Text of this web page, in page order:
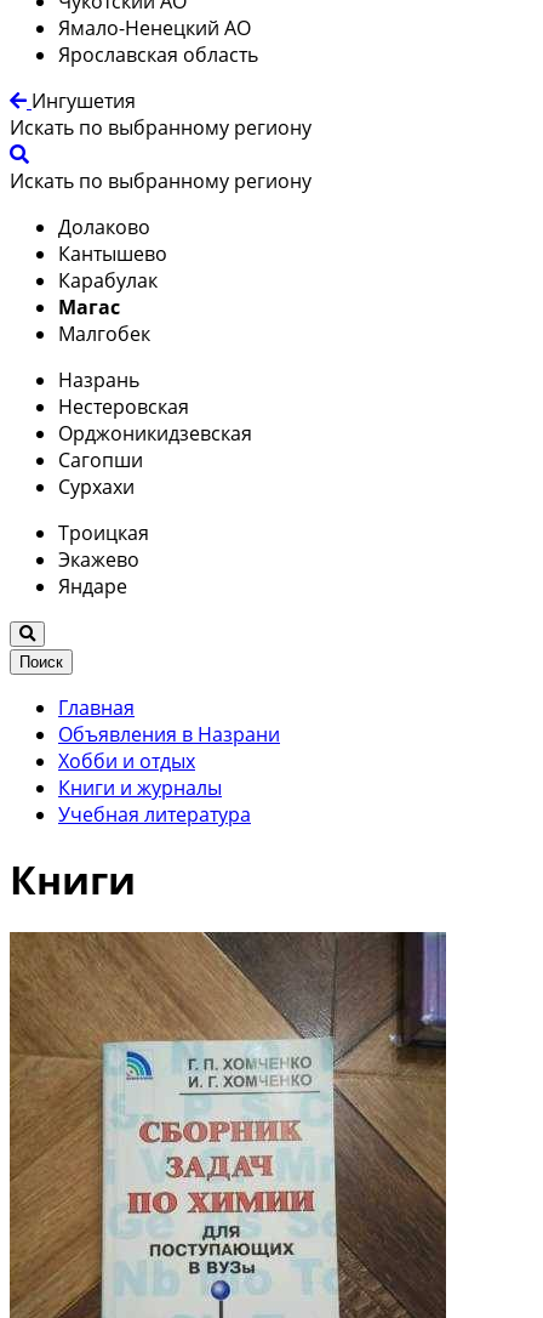
Ямало-Ненецкий АО
Ярославская область
Ингушетия
Искать по выбранному региону
Искать по выбранному региону
Долаково
Кантышево
Карабулак
Магас
Малгобек
Назрань
Нестеровская
Орджоникидзевская
Сагопши
Сурхахи
Троицкая
Экажево
Яндаре
Поиск
Главная
Объявления в Назрани
Хобби и отдых
Книги и журналы
Учебная литература
Книги